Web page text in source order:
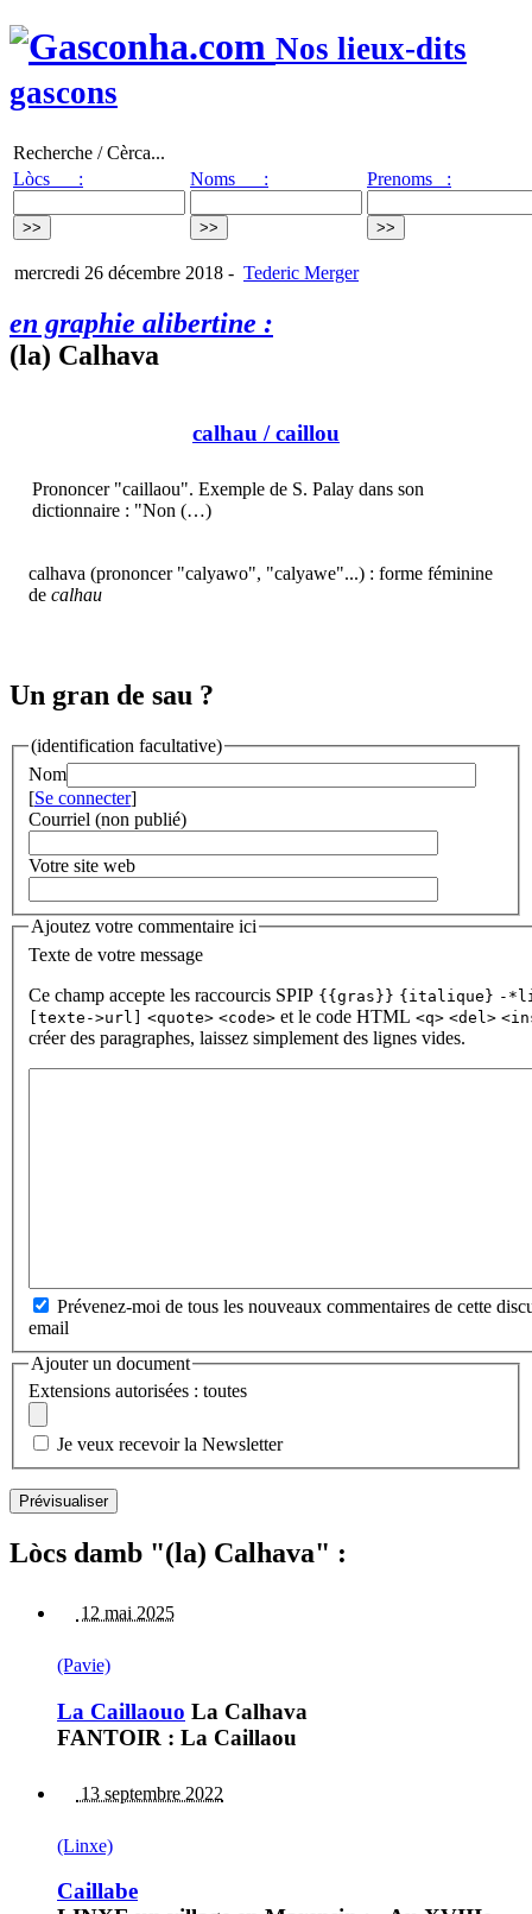
Nos lieux-dits
gascons
Recherche / Cèrca...
Lòcs :
Noms : Prenoms :
mercredi 26 décembre 2018 - Tederic Merger
en graphie alibertine :
(la) Calhava
calhau / caillou
Prononcer "caillaou". Exemple de S. Palay dans son
dictionnaire : "Non (…)
calhava (prononcer "calyawo", "calyawe"...) : forme féminine
de calhau
Un gran de sau ?
(identification facultative)
Nom
[Se connecter]
Courriel (non publié)
Votre site web
Ajoutez votre commentaire ici
Texte de votre message
Ce champ accepte les raccourcis SPIP {{gras}} {italique} -
[texte->url] <quote> <code> et le code HTML <q> <del>
créer des paragraphes, laissez simplement des lignes vides.
Prévenez-moi de tous les nouveaux commentaires de cette
email
Ajouter un document
Extensions autorisées : toutes
Je veux recevoir la Newsletter
Lòcs damb "(la) Calhava" :
12 mai 2025
(Pavie)
La Caillaouo La Calhava
FANTOIR : La Caillaou
13 septembre 2022
(Linxe)
Caillabe